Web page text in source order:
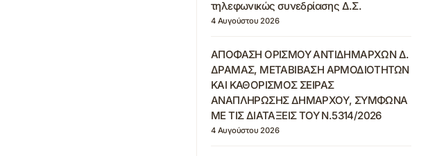
τηλεφωνικώς συνεδρίασης Δ.Σ.
4 Αυγούστου 2026
ΑΠΟΦΑΣΗ ΟΡΙΣΜΟΥ ΑΝΤΙΔΗΜΑΡΧΩΝ Δ.
ΔΡΑΜΑΣ, ΜΕΤΑΒΙΒΑΣΗ ΑΡΜΟΔΙΟΤΗΤΩΝ
ΚΑΙ ΚΑΘΟΡΙΣΜΟΣ ΣΕΙΡΑΣ
ΑΝΑΠΛΗΡΩΣΗΣ ΔΗΜΑΡΧΟΥ, ΣΥΜΦΩΝΑ
ΜΕ ΤΙΣ ΔΙΑΤΑΞΕΙΣ ΤΟΥ Ν.5314/2026
4 Αυγούστου 2026